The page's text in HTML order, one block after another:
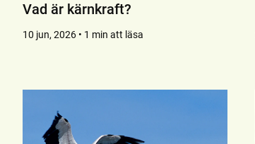
Vad är kärnkraft?
10 jun, 2026 • 1 min att läsa